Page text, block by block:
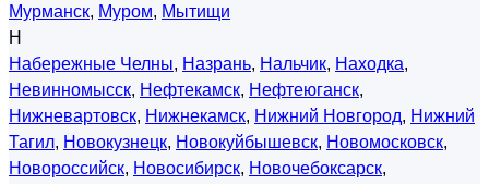
Мурманск, Муром, Мытищи
Н
Набережные Челны, Назрань, Нальчик, Находка,
Невинномысск, Нефтекамск, Нефтеюганск,
Нижневартовск, Нижнекамск, Нижний Новгород, Нижний
Тагил, Новокузнецк, Новокуйбышевск, Новомосковск,
Новороссийск, Новосибирск, Новочебоксарск,